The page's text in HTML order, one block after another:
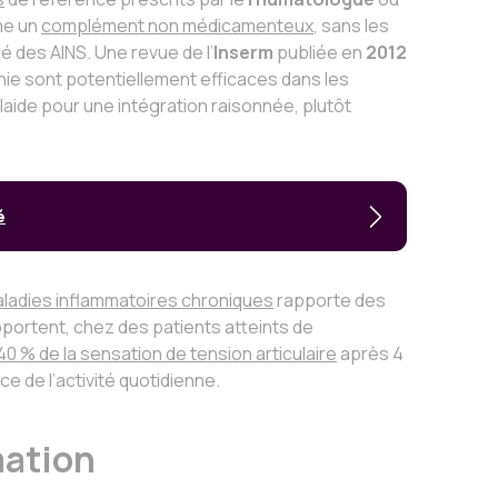
un complément non médicamenteux, sans les
AINS. Une revue de l’Inserm publiée en 2012
sont potentiellement efficaces dans les
pour une intégration raisonnée, plutôt
inflammatoires chroniques rapporte des
chez des patients atteints de
% de la sensation de tension articulaire après 4
de l’activité quotidienne.